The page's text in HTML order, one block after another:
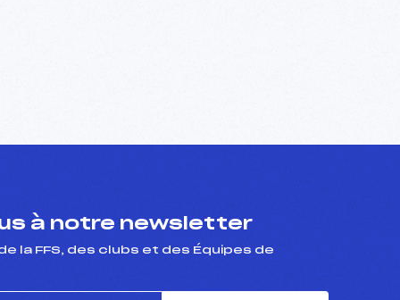
à notre newsletter
la FFS, des clubs et des Équipes de